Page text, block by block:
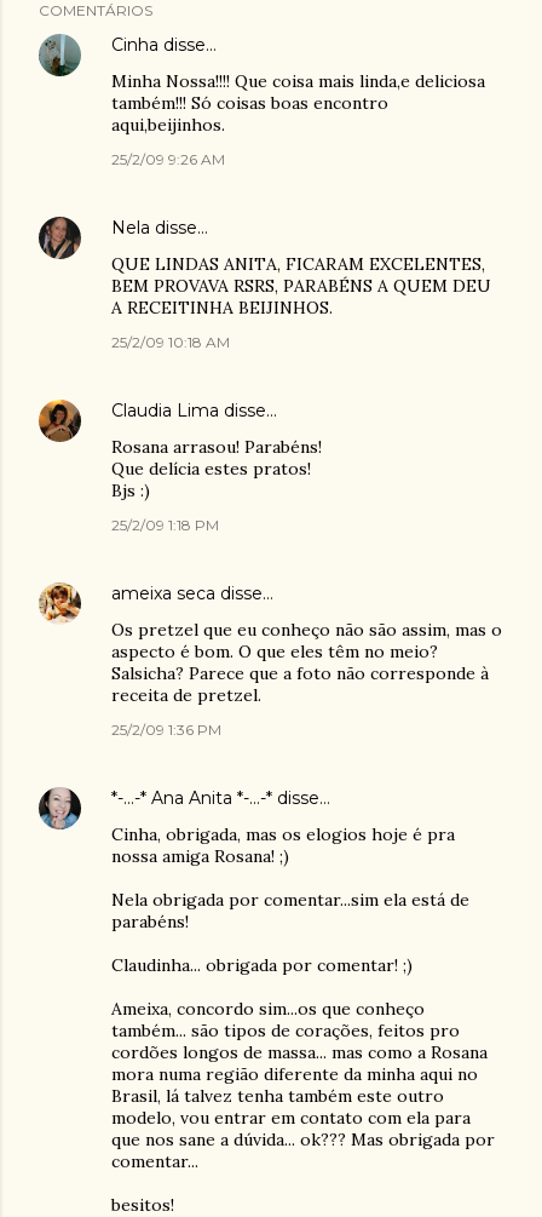
COMENTÁRIOS
Cinha disse…
Minha Nossa!!!! Que coisa mais linda,e deliciosa
também!!! Só coisas boas encontro
aqui,beijinhos.
25/2/09 9:26 AM
Nela disse…
QUE LINDAS ANITA, FICARAM EXCELENTES,
BEM PROVAVA RSRS, PARABÉNS A QUEM DEU
A RECEITINHA BEIJINHOS.
25/2/09 10:18 AM
Claudia Lima disse…
Rosana arrasou! Parabéns!
Que delícia estes pratos!
Bjs :)
25/2/09 1:18 PM
ameixa seca disse…
Os pretzel que eu conheço não são assim, mas o
aspecto é bom. O que eles têm no meio?
Salsicha? Parece que a foto não corresponde à
receita de pretzel.
25/2/09 1:36 PM
*-...-* Ana Anita *-...-* disse…
Cinha, obrigada, mas os elogios hoje é pra
nossa amiga Rosana! ;)
Nela obrigada por comentar...sim ela está de
parabéns!
Claudinha... obrigada por comentar! ;)
Ameixa, concordo sim...os que conheço
também... são tipos de corações, feitos pro
cordões longos de massa... mas como a Rosana
mora numa região diferente da minha aqui no
Brasil, lá talvez tenha também este outro
modelo, vou entrar em contato com ela para
que nos sane a dúvida... ok??? Mas obrigada por
comentar...
besitos!